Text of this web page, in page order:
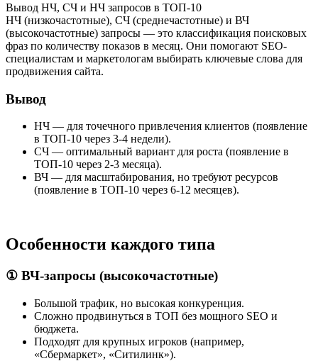
Вывод НЧ, СЧ и НЧ запросов в ТОП-10
НЧ (низкочастотные), СЧ (среднечастотные) и ВЧ
(высокочастотные) запросы — это классификация поисковых
фраз по количеству показов в месяц. Они помогают SEO-
специалистам и маркетологам выбирать ключевые слова для
продвижения сайта.
Вывод
НЧ — для точечного привлечения клиентов (появление
в ТОП-10 через 3-4 недели).
СЧ — оптимальный вариант для роста (появление в
ТОП-10 через 2-3 месяца).
ВЧ — для масштабирования, но требуют ресурсов
(появление в ТОП-10 через 6-12 месяцев).
Особенности каждого типа
① ВЧ-запросы (высокочастотные)
Большой трафик, но высокая конкуренция.
Сложно продвинуться в ТОП без мощного SEO и
бюджета.
Подходят для крупных игроков (например,
«Сбермаркет», «Ситилинк»).